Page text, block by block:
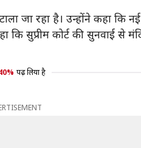
जा रहा है। उन्होंने कहा कि
सुप्रीम कोर्ट की सुनवाई से
पढ़ लिया है